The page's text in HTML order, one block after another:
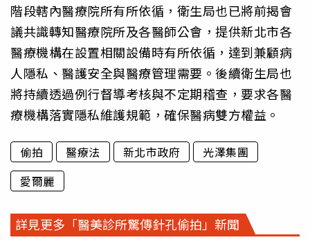
階段轄內醫療院所有所依循，衛生局也已將前揭會
議共識轉知醫療院所及各醫師公會，提供新北市各
醫療機構在設置相關設備時有所依循，達到兼顧病
人隱私、醫護安全與醫療管理需要。後續衛生局也
將持續透過例行督導考核與不定期稽查，要求各醫
療機構落實隱私維護規範，確保醫病雙方權益。
偷拍 醫療法 新北市政府
光澤集團
愛爾麗
詳見更多「醫美診所驚傳針孔偷拍」新聞